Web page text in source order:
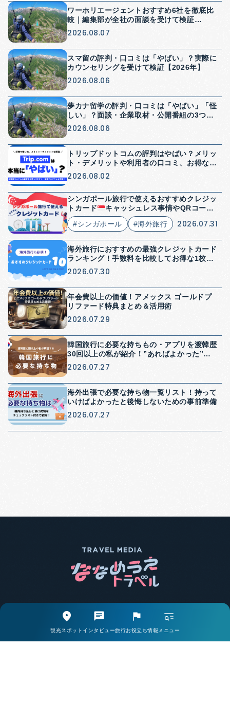
ワーホリエージェントおすすめ6社を徹底比
較｜編集部が全社の面談を受けて検証
【2026年】
2026.08.07
スマ留の評判・口コミは「やばい」？実際に
カウンセリングを受けて検証【2026年】
2026.08.06
夢カナ留学の評判・口コミは「やばい」「怪
しい」？面談・企業取材・公開番組の3つか
ら検証【2026年】
2026.08.06
トリップドットコムの評判はやばい？メリッ
ト・デメリットや利用者の口コミ、お得な使
い方を解説
2026.08.02
シンガポール旅行で使えるおすすめクレジッ
トカード
キャッシュレス事情やQRコード
決済についても解説
#シンガポール
#海外旅行 2026.07.31
海外旅行におすすめの最強クレジットカード
ランキング！手数料を比較してお得な1枚を
紹介
2026.07.30
年会費以上の価値！アメックス ゴールドプ
リファード特典まとめ＆活用術
2026.07.29
韓国旅行に必要な持ちもの・アプリを渡韓歴
30回以上の私が紹介！”あればよかった”を
防げる持ち物紹介
2026.07.27
海外出張で必要な持ち物一覧リスト！持って
いけばよかったと後悔しないための事前準備
2026.07.27
観光スポット インタビュー旅行お役立ち情報 メニュー
エリア別で探す
観光スポットから探す
取材・インタビューから探す